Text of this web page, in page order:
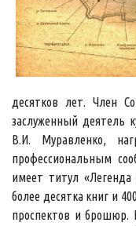
десятков лет. Член
заслуженный деятель
В.И. Муравленко,
профессиональным
имеет титул «Легенда
более десятка книг и
проспектов и брошюр.